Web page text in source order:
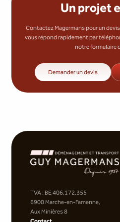
Un projet
Contactez Magermans pour un
vous répond rapidement par
notre formulaire
Demander un devis
TVA : BE 406.172.355
6900 Marche-en-Famenne,
Aux Minières 8